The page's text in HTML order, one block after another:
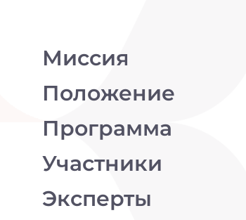
Миссия
Положение
Программа
Участники
Эксперты